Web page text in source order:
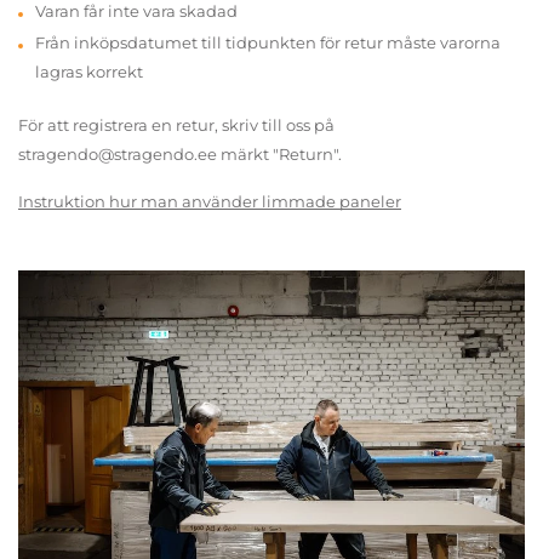
Varan får inte vara skadad
Från inköpsdatumet till tidpunkten för retur måste varorna
lagras korrekt
För att registrera en retur, skriv till oss på
stragendo@stragendo.ee märkt "Return".
Instruktion hur man använder limmade paneler